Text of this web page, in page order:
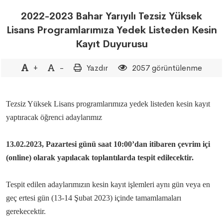
2022-2023 Bahar Yarıyılı Tezsiz Yüksek
Lisans Programlarımıza Yedek Listeden Kesin
Kayıt Duyurusu
+ - Yazdır 2057 görüntülenme
Tezsiz Yüksek Lisans programlarımıza yedek listeden kesin kayıt
yaptıracak öğrenci adaylarımız
13.02.2023, Pazartesi günü saat 10:00’dan itibaren çevrim içi
(online) olarak yapılacak toplantılarda tespit edilecektir.
Tespit edilen adaylarımızın kesin kayıt işlemleri aynı gün veya en
geç ertesi gün (13-14 Şubat 2023) içinde tamamlamaları
gerekecektir.